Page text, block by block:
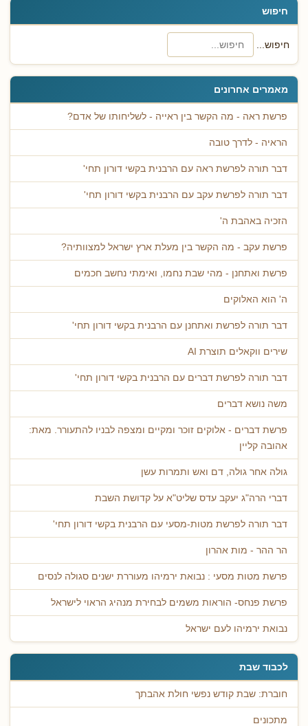
חיפוש
חיפוש...
מאמרים אחרונים
פרשת ראה - מה הקשר בין ראייה - לשליחותו של אדם?
הראיה - לדרך טובה
דבר תורה לפרשת ראה עם הרבנית בקשי דורון תחי'
דבר תורה לפרשת עקב עם הרבנית בקשי דורון תחי'
הזכיה באהבת ה'
פרשת עקב - מה הקשר בין מעלת ארץ ישראל למצוותיה?
פרשת ואתחנן - מהי שבת נחמו, ואימתי נחשב חכמים
ה' הוא האלוקים
דבר תורה לפרשת ואתחנן עם הרבנית בקשי דורון תחי'
שירים ווקאלים תוצרת AI
דבר תורה לפרשת דברים עם הרבנית בקשי דורון תחי'
משה נושא דברים
פרשת דברים - אלוקים זוכר ומקיים ומצפה לבניו להתעורר. מאת:
אהובה קליין
גולה אחר גולה, דם ואש ותמרות עשן
דברי הרה"ג יעקב עדס שליט"א על קדושת השבת
דבר תורה לפרשת מטות-מסעי עם הרבנית בקשי דורון תחי'
הר ההר - מות אהרון
פרשת מטות מסעי : נבואת ירמיהו מעוררת ישנים סגולה לנסים
פרשת פנחס- הוראות משמים לבחירת מנהיג הראוי לישראל
נבואת ירמיהו לעם ישראל
לכבוד שבת
חוברת: שבת קודש נפשי חולת אהבתך
מתכונים